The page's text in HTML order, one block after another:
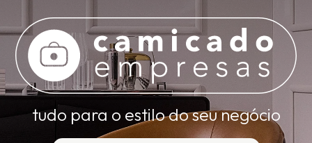
tudo para o estilo do seu negócio